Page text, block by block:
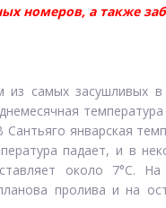
номеров, а также
из самых засушливых
январская
падает, и в
около 7°C.
пролива и на